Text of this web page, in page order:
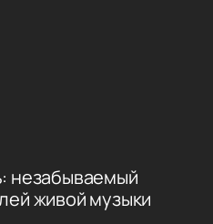
незабываемый
живой музыки